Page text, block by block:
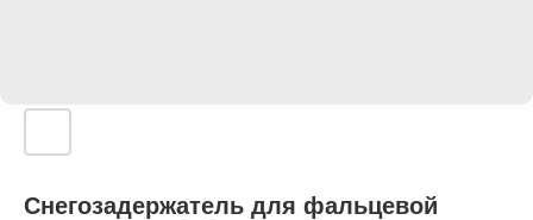
Снегозадержатель для фальцевой